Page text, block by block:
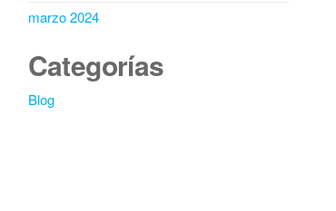
marzo 2024
Categorías
Blog